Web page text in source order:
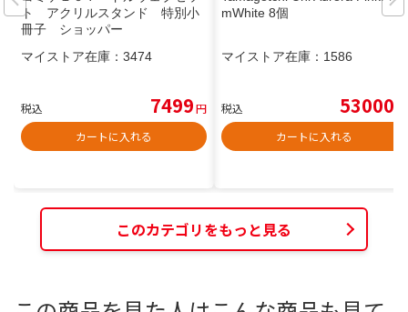
ト アクリルスタンド 特別小
冊子 ショッパー
マイストア在庫： 3474
税込 7499円
カートに入れる
mWhite 8個
マイストア在庫： 1586
税込 53000
カートに入れる
このカテゴリをもっと見る